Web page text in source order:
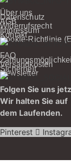
Über uns
Datenschutz
AGB
Widerrufsrecht
Impressum
Kontakt
Cookie-Richtlinie
FAQ
Versandkosten
Sicherheit
Newsletter
Folgen Sie uns
Wir halten Sie auf
dem Laufenden.
Pinterest